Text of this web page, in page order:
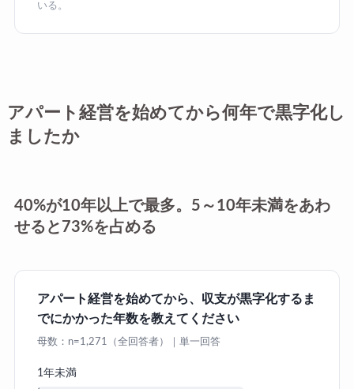
いる。
アパート経営を始めてから何年で黒字化し
ましたか
40%が10年以上で最多。5～10年未満をあわ
せると73%を占める
アパート経営を始めてから、収支が黒字化するま
でにかかった年数を教えてください
母数：n=1,271（全回答者）｜単一回答
1年未満